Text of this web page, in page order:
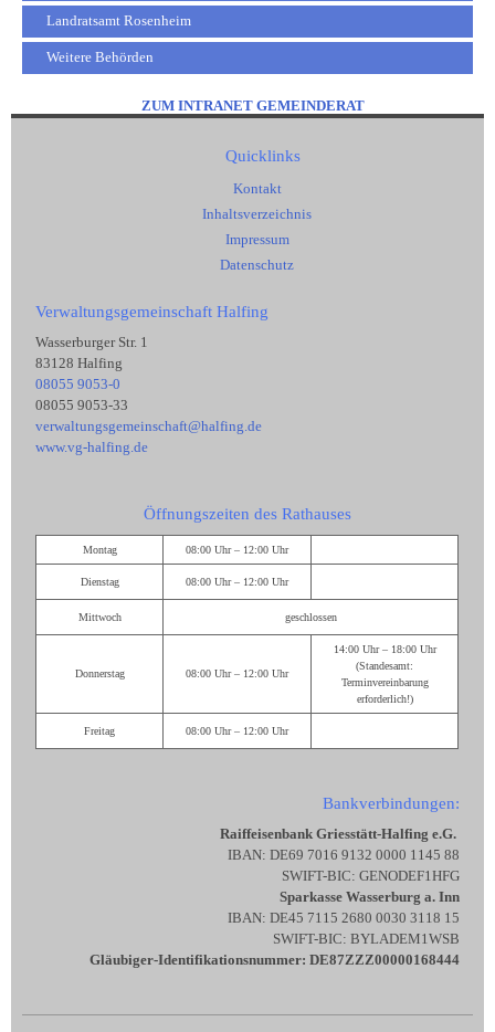
Landratsamt Rosenheim
Weitere Behörden
ZUM INTRANET GEMEINDERAT
Quicklinks
Kontakt
Inhaltsverzeichnis
Impressum
Datenschutz
Verwaltungsgemeinschaft Halfing
Wasserburger Str. 1
83128 Halfing
08055 9053-0
08055 9053-33
verwaltungsgemeinschaft@halfing.de
www.vg-halfing.de
Öffnungszeiten des Rathauses
Montag 08:00 Uhr – 12:00 Uhr
Dienstag 08:00 Uhr – 12:00 Uhr
Mittwoch geschlossen
Donnerstag 08:00 Uhr – 12:00 Uhr
14:00 Uhr – 18:00 Uhr
(Standesamt:
Terminvereinbarung
erforderlich!)
Freitag 08:00 Uhr – 12:00 Uhr
Bankverbindungen:
Raiffeisenbank Griesstätt-Halfing e.G.
IBAN: DE69 7016 9132 0000 1145 88
SWIFT-BIC: GENODEF1HFG
Sparkasse Wasserburg a. Inn
IBAN: DE45 7115 2680 0030 3118 15
SWIFT-BIC: BYLADEM1WSB
Gläubiger-Identifikationsnummer: DE87ZZZ00000168444